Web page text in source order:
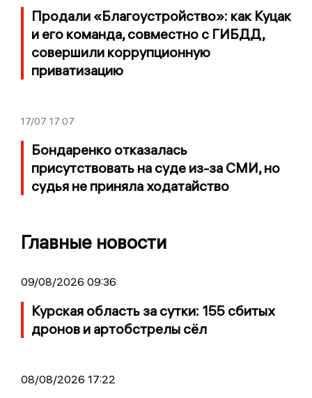
Продали «Благоустройство»: как Куцак
и его команда, совместно с ГИБДД,
совершили коррупционную
приватизацию
17/07 17:07
Бондаренко отказалась
присутствовать на суде из-за СМИ, но
судья не приняла ходатайство
Главные новости
09/08/2026 09:36
Курская область за сутки: 155 сбитых
дронов и артобстрелы сёл
08/08/2026 17:22